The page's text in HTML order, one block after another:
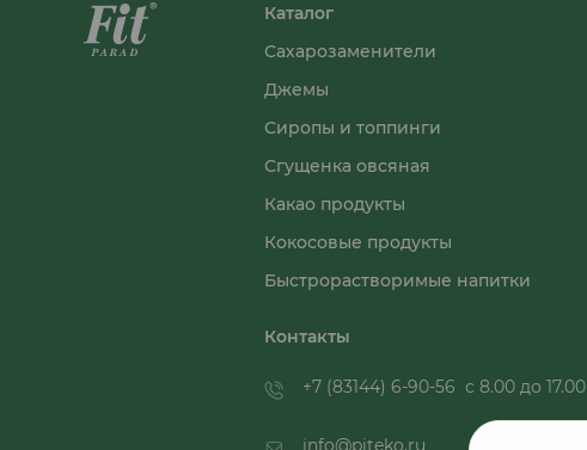
Каталог
Сахарозаменители
Джемы
Сиропы и топпинги
Сгущенка овсяная
Какао продукты
Кокосовые продукты
Быстрорастворимые напитки
Контакты
+7 (83144) 6-90-56 с 8.00 до 17.00
info@piteko.ru